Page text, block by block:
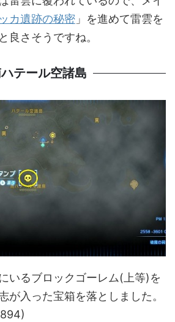
カ遺跡の秘密 」を進めて雷雲を
良さそうですね。
テール空諸島
いるブロックゴーレム(上等)を
が入った宝箱を落としました。